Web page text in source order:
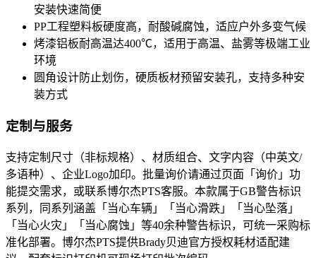
安装快速简便
PP工程塑料板硬度高，耐酸碱腐蚀，适应户外多变气候
烤漆铝板耐高温达400℃，适用于高温、盐雾等极端工业
环境
圆角设计防止划伤，硬质板材预留安装孔，支持多种安
装方式
定制与服务
支持定制尺寸（非标规格）、材质组合、文字内容（中英文/
多语种）、企业Logo加印。批量询价请通过页面「询价」功
能提交需求，或联系博尔杰PTS客服。本款属于GB警告标识
系列，同系列涵盖「当心车辆」「当心滑跌」「当心坠落」
「当心火灾」「当心腐蚀」等40余种警告标识，可统一采购标
准化部署。博尔杰PTS提供Brady贝迪官方授权耗材适配建